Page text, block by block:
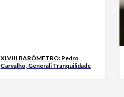
XLVIII BARÓMETRO: Pedro
Carvalho, Generali Tranquilidade